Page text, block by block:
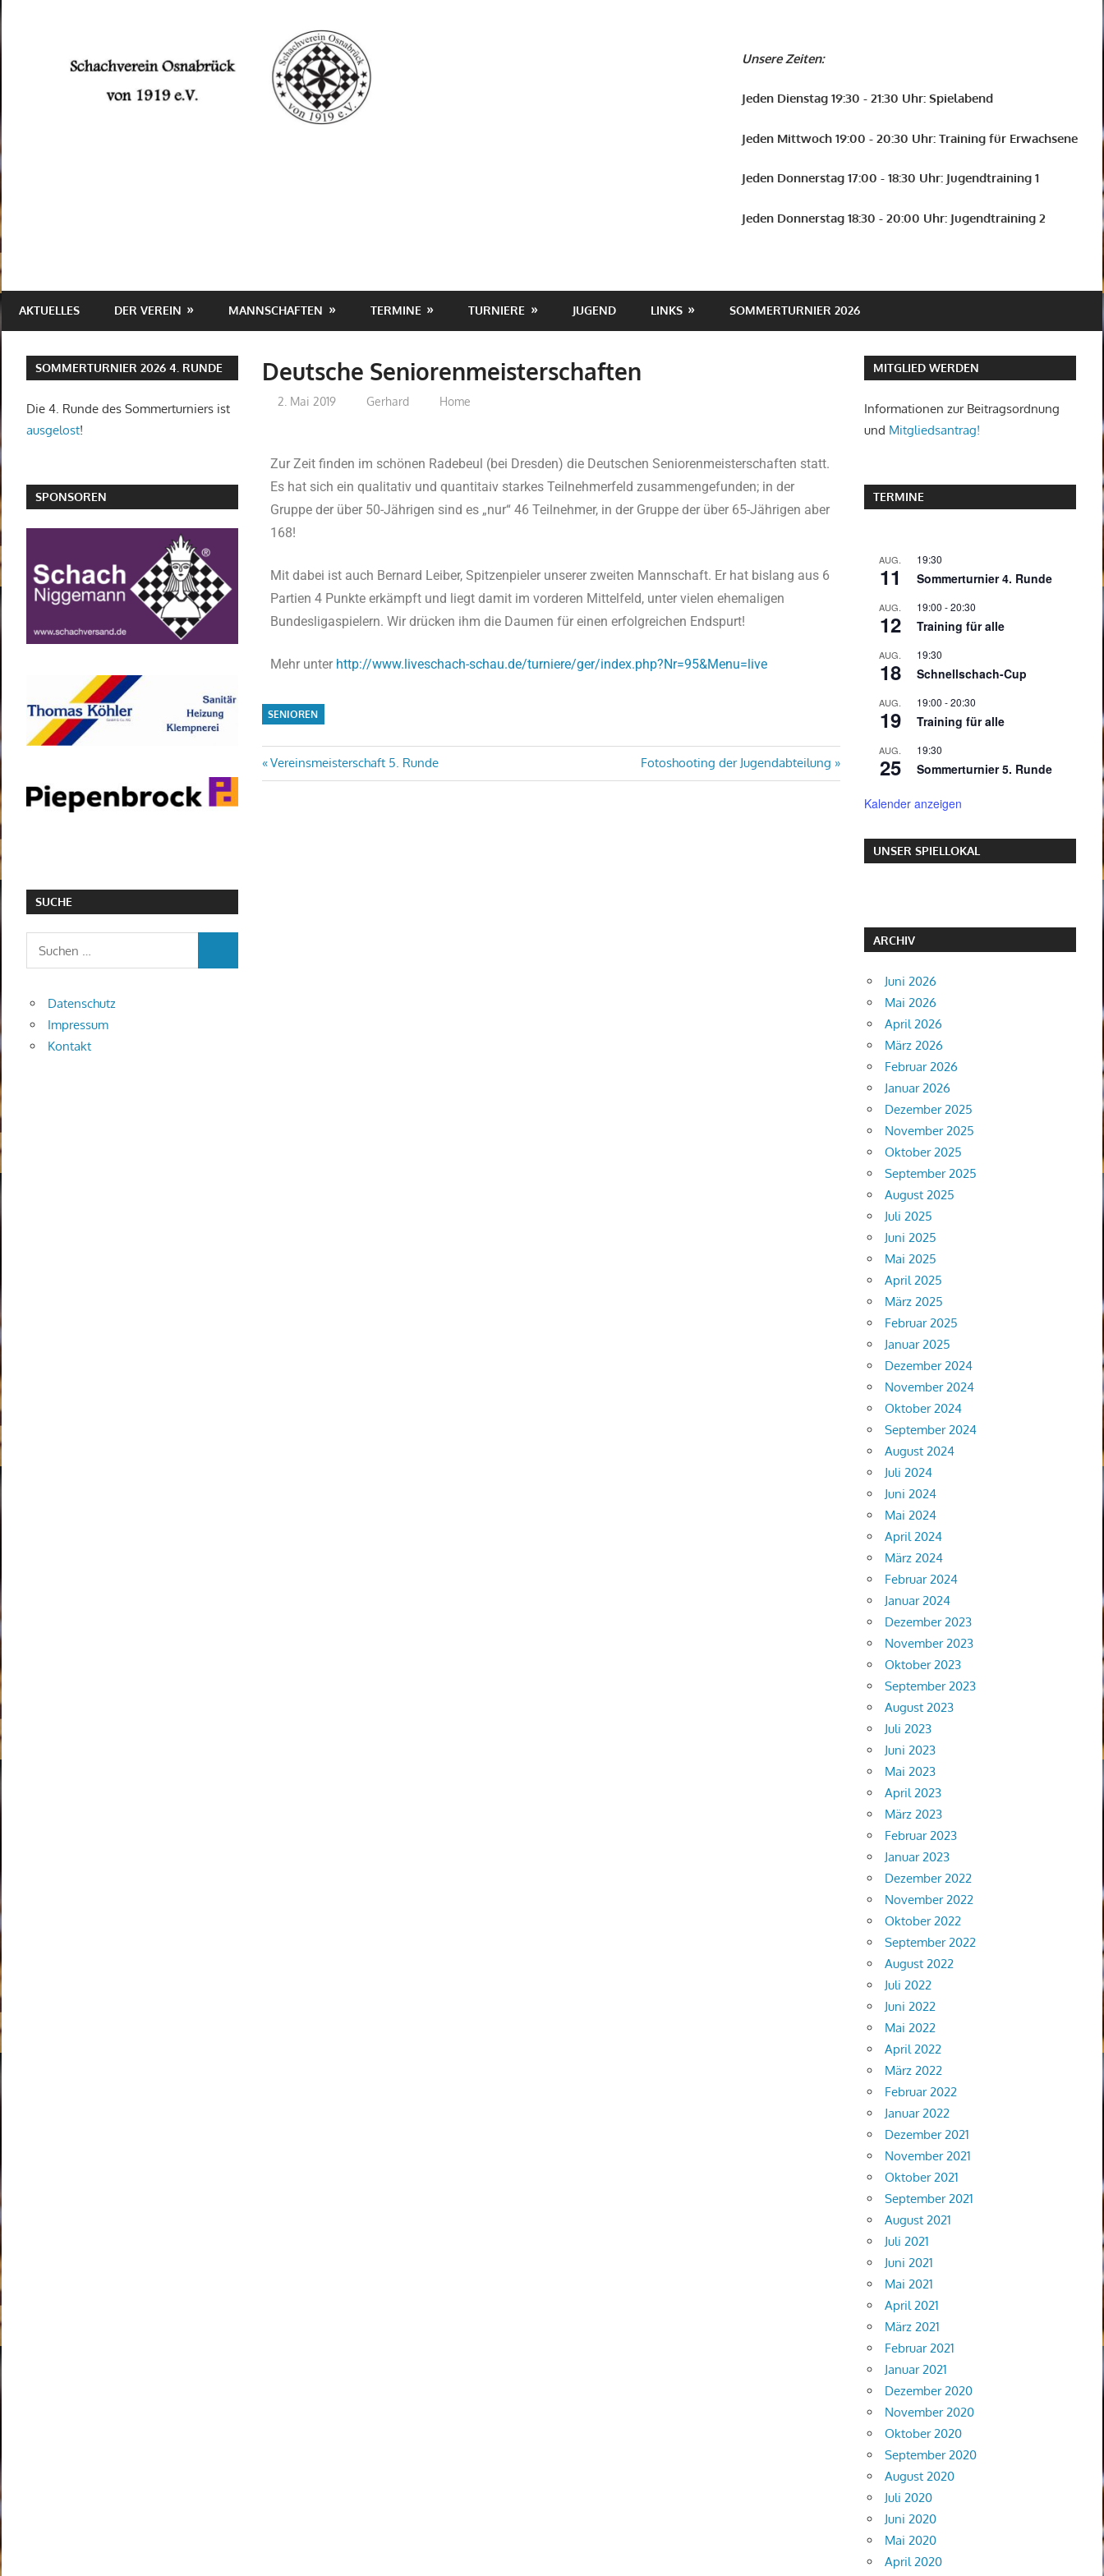
Unsere Zeiten:
Jeden Dienstag 19:30 - 21:30 Uhr: Spielabend
Jeden Mittwoch 19:00 - 20:30 Uhr: Training für Erwachsene
Jeden Donnerstag 17:00 - 18:30 Uhr: Jugendtraining 1
Jeden Donnerstag 18:30 - 20:00 Uhr: Jugendtraining 2
AKTUELLES DER VEREIN MANNSCHAFTEN TERMINE TURNIERE JUGEND LINKS SOMMERTURNIER 2026
Deutsche Seniorenmeisterschaften
2. Mai 2019 Gerhard Home
Zur Zeit finden im schönen Radebeul (bei Dresden) die Deutschen Seniorenmeisterschaften statt.
Es hat sich ein qualitativ und quantitaiv starkes Teilnehmerfeld zusammengefunden; in der
Gruppe der über 50-Jährigen sind es „nur“ 46 Teilnehmer, in der Gruppe der über 65-Jährigen aber
168!
Mit dabei ist auch Bernard Leiber, Spitzenpieler unserer zweiten Mannschaft. Er hat bislang aus 6
Partien 4 Punkte erkämpft und liegt damit im vorderen Mittelfeld, unter vielen ehemaligen
Bundesligaspielern. Wir drücken ihm die Daumen für einen erfolgreichen Endspurt!
Mehr unter http://www.liveschach-schau.de/turniere/ger/index.php?Nr=95&Menu=live
SENIOREN
Vereinsmeisterschaft 5. Runde Fotoshooting der Jugendabteilung
SOMMERTURNIER 2026 4. RUNDE
Die 4. Runde des Sommerturniers ist
ausgelost!
SPONSOREN
SUCHE
Datenschutz
Impressum
Kontakt
MITGLIED WERDEN
Informationen zur Beitragsordnung
und Mitgliedsantrag!
TERMINE
AUG.
11
19:30
Sommerturnier 4. Runde
AUG.
12
19:00 -20:30
Training für alle
AUG.
18
19:30
Schnellschach-Cup
AUG.
19
19:00 -20:30
Training für alle
AUG.
25
19:30
Sommerturnier 5. Runde
Kalender anzeigen
UNSER SPIELLOKAL
ARCHIV
Juni 2026
Mai 2026
April 2026
März 2026
Februar 2026
Januar 2026
Dezember 2025
November 2025
Oktober 2025
September 2025
August 2025
Juli 2025
Juni 2025
Mai 2025
April 2025
März 2025
Februar 2025
Januar 2025
Dezember 2024
November 2024
Oktober 2024
September 2024
August 2024
Juli 2024
Juni 2024
Mai 2024
April 2024
März 2024
Februar 2024
Januar 2024
Dezember 2023
November 2023
Oktober 2023
September 2023
August 2023
Juli 2023
Juni 2023
Mai 2023
April 2023
März 2023
Februar 2023
Januar 2023
Dezember 2022
November 2022
Oktober 2022
September 2022
August 2022
Juli 2022
Juni 2022
Mai 2022
April 2022
März 2022
Februar 2022
Januar 2022
Dezember 2021
November 2021
Oktober 2021
September 2021
August 2021
Juli 2021
Juni 2021
Mai 2021
April 2021
März 2021
Februar 2021
Januar 2021
Dezember 2020
November 2020
Oktober 2020
September 2020
August 2020
Juli 2020
Juni 2020
Mai 2020
April 2020